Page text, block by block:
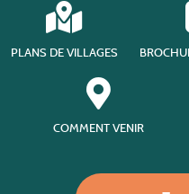
PLANS DE VILLAGES
COMMENT VENIR